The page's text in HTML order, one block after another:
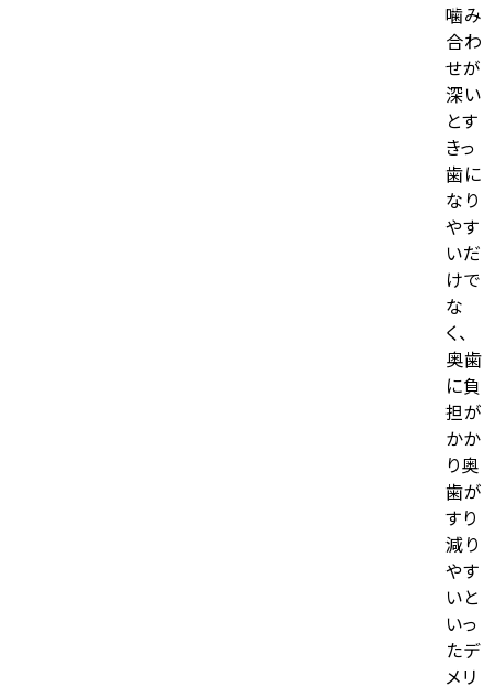
噛み
合わ
せが
深い
とす
きっ
歯に
なり
やす
いだ
けで
な
く、
奥歯
に負
担が
かか
り奥
歯が
すり
減り
やす
いと
いっ
たデ
メリ